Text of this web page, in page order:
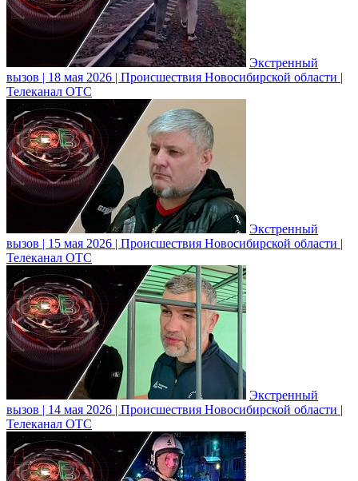
Экстренный
вызов | 18 мая 2026 | Происшествия Новосибирской области |
Телеканал ОТС
Экстренный
вызов | 15 мая 2026 | Происшествия Новосибирской области |
Телеканал ОТС
Экстренный
вызов | 14 мая 2026 | Происшествия Новосибирской области |
Телеканал ОТС